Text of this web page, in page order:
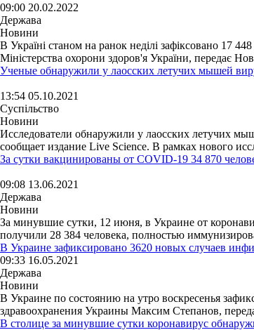
09:00 20.02.2022
Держава
Новини
В Україні станом на ранок неділі зафіксовано 17
Міністерства охорони здоров'я України, передає
Ученые обнаружили у лаосских летучих мышей
13:54 05.10.2021
Суспільство
Новини
Исследователи обнаружили у лаосских летучих
сообщает издание Live Science. В рамках нового
За сутки вакцинированы от COVID-19 34 870
09:08 13.06.2021
Держава
Новини
За минувшие сутки, 12 июня, в Украине от
получили 28 384 человека, полностью
В Украине зафиксировано 3620 новых случаев
09:33 16.05.2021
Держава
Новини
В Украине по состоянию на утро воскресенья
здравоохранения Украины Максим Степанов,
В столице за минувшие сутки коронавирус